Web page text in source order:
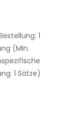
1
(Min.
1 Sätze)